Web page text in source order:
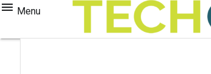
Menu